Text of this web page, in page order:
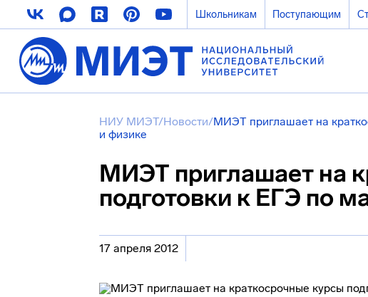
Школьникам Поступающим
НИУ МИЭТ/Новости/МИЭТ приглашает на
и физике
МИЭТ приглашает на
подготовки к ЕГЭ по
17 апреля 2012